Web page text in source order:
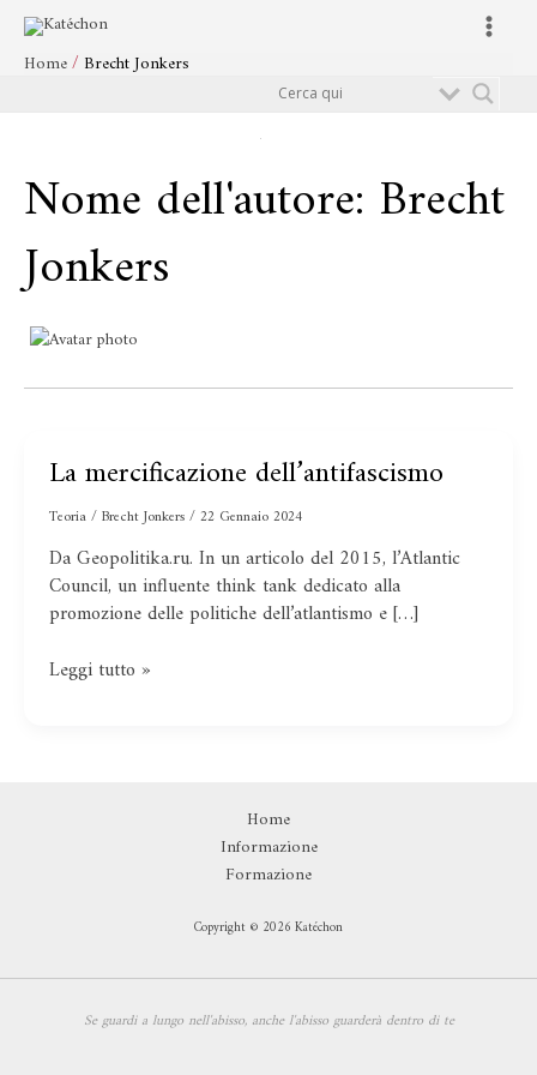
contenuto
Main
Home Brecht Jonkers
Nome dell'autore: Brecht
Jonkers
La mercificazione dell’antifascismo
Teoria/Brecht Jonkers/22 Gennaio 2024
Da Geopolitika.ru. In un articolo del 2015, l’Atlantic
Council, un influente think tank dedicato alla
promozione delle politiche dell’atlantismo e […]
La
dell’antifascismo
Leggi tutto »
Home
Informazione
Formazione
Copyright © 2026 Katéchon
Se guardi a lungo nell'abisso, anche l'abisso guarderà dentro di te